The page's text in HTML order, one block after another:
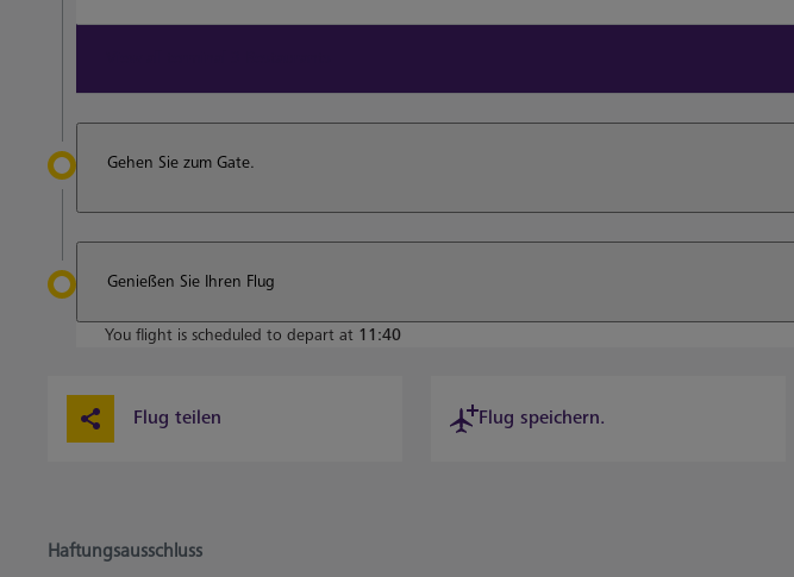
Gehen Sie zum Gate.
Genießen Sie Ihren Flug
You flight is scheduled to depart at 11:40
Flug teilen Flug speichern.
Haftungsausschluss